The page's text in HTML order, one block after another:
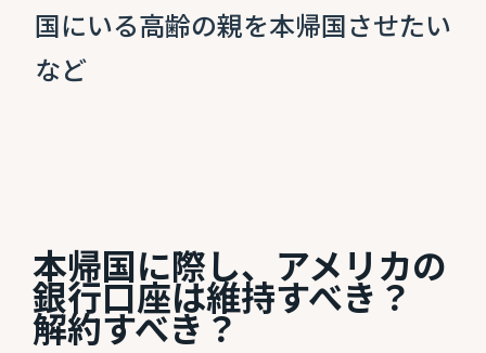
国にいる高齢の親を本帰国させたい
など
本帰国に際し、アメリカの
銀行口座は維持すべき？
解約すべき？